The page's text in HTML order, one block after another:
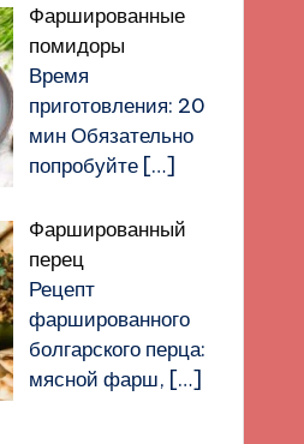
Фаршированные
помидоры
Время
приготовления: 20
мин Обязательно
попробуйте […]
Фаршированный
перец
Рецепт
фаршированного
болгарского перца:
мясной фарш, […]